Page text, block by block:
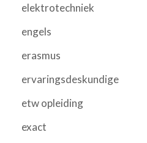
elektrotechniek
engels
erasmus
ervaringsdeskundige
etw opleiding
exact